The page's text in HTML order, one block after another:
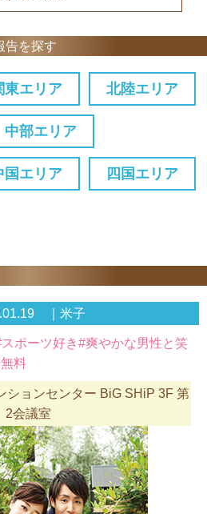
告を探す
東エリア 北陸エリア
中部エリア
国エリア 四国エリア
｜米子
スポーツ好き#爽やかな男性と笑
料
ションセンター BiG SHiP 3F 第
2会議室